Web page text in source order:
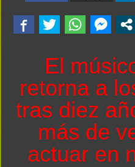
El
retorna a
tras diez
más de
actuar en